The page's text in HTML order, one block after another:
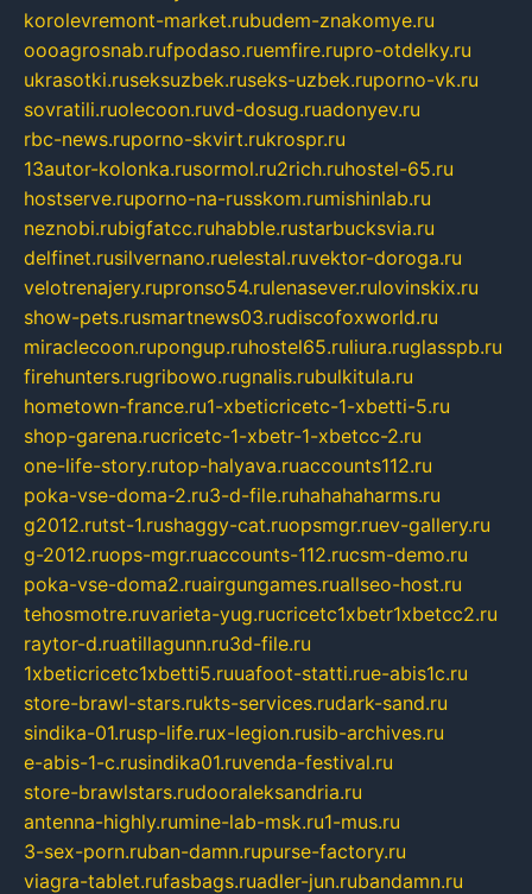
korolevremont-market.rubudem-znakomye.ru
oooagrosnab.rufpodaso.ruemfire.rupro-otdelky.ru
ukrasotki.ruseksuzbek.ruseks-uzbek.ruporno-vk.ru
sovratili.ruolecoon.ruvd-dosug.ruadonyev.ru
rbc-news.ruporno-skvirt.rukrospr.ru
13autor-kolonka.rusormol.ru2rich.ruhostel-65.ru
hostserve.ruporno-na-russkom.rumishinlab.ru
neznobi.rubigfatcc.ruhabble.rustarbucksvia.ru
delfinet.rusilvernano.ruelestal.ruvektor-doroga.ru
velotrenajery.rupronso54.rulenasever.rulovinskix.ru
show-pets.rusmartnews03.rudiscofoxworld.ru
miraclecoon.rupongup.ruhostel65.ruliura.ruglasspb.ru
firehunters.rugribowo.rugnalis.rubulkitula.ru
hometown-france.ru1-xbeticricetc-1-xbetti-5.ru
shop-garena.rucricetc-1-xbetr-1-xbetcc-2.ru
one-life-story.rutop-halyava.ruaccounts112.ru
poka-vse-doma-2.ru3-d-file.ruhahahaharms.ru
g2012.rutst-1.rushaggy-cat.ruopsmgr.ruev-gallery.ru
g-2012.ruops-mgr.ruaccounts-112.rucsm-demo.ru
poka-vse-doma2.ruairgungames.ruallseo-host.ru
tehosmotre.ruvarieta-yug.rucricetc1xbetr1xbetcc2.ru
raytor-d.ruatillagunn.ru3d-file.ru
1xbeticricetc1xbetti5.ruuafoot-statti.rue-abis1c.ru
store-brawl-stars.rukts-services.rudark-sand.ru
sindika-01.rusp-life.rux-legion.rusib-archives.ru
e-abis-1-c.rusindika01.ruvenda-festival.ru
store-brawlstars.rudooraleksandria.ru
antenna-highly.rumine-lab-msk.ru1-mus.ru
3-sex-porn.ruban-damn.rupurse-factory.ru
viagra-tablet.rufasbags.ruadler-jun.rubandamn.ru